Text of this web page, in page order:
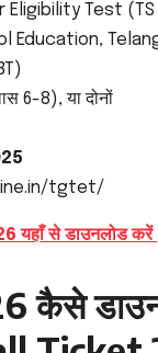
Test (TS
Education,
6-8), या दोनों
tgtet/
से डाउनलोड करें |
कैसे